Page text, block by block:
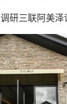
调研三联阿美泽